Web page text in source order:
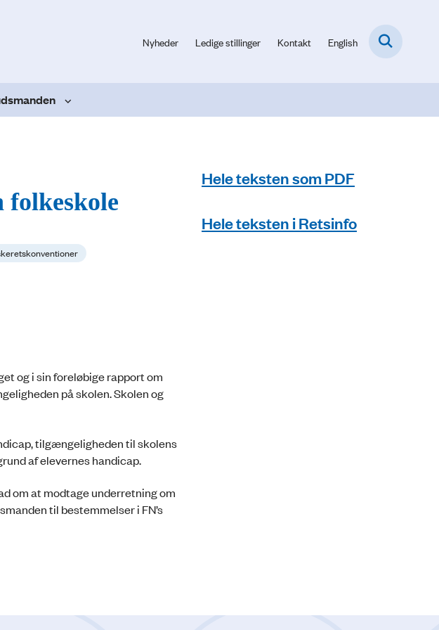
Nyheder Ledige stillinger Kontakt English
folkeskole
og i sin foreløbige rapport om
på skolen. Skolen og
tilgængeligheden til skolens
af elevernes handicap.
om at modtage underretning om
til bestemmelser i FN’s
Hele teksten som PDF
Hele teksten i Retsinfo